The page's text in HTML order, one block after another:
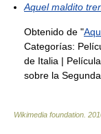
Aquel maldito
Obtenido de "
Categorías:
de Italia |
sobre la
Wikimedia foundation